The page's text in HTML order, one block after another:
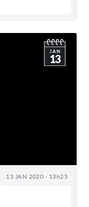
13 JAN 2020 - 13h25
JAN
13